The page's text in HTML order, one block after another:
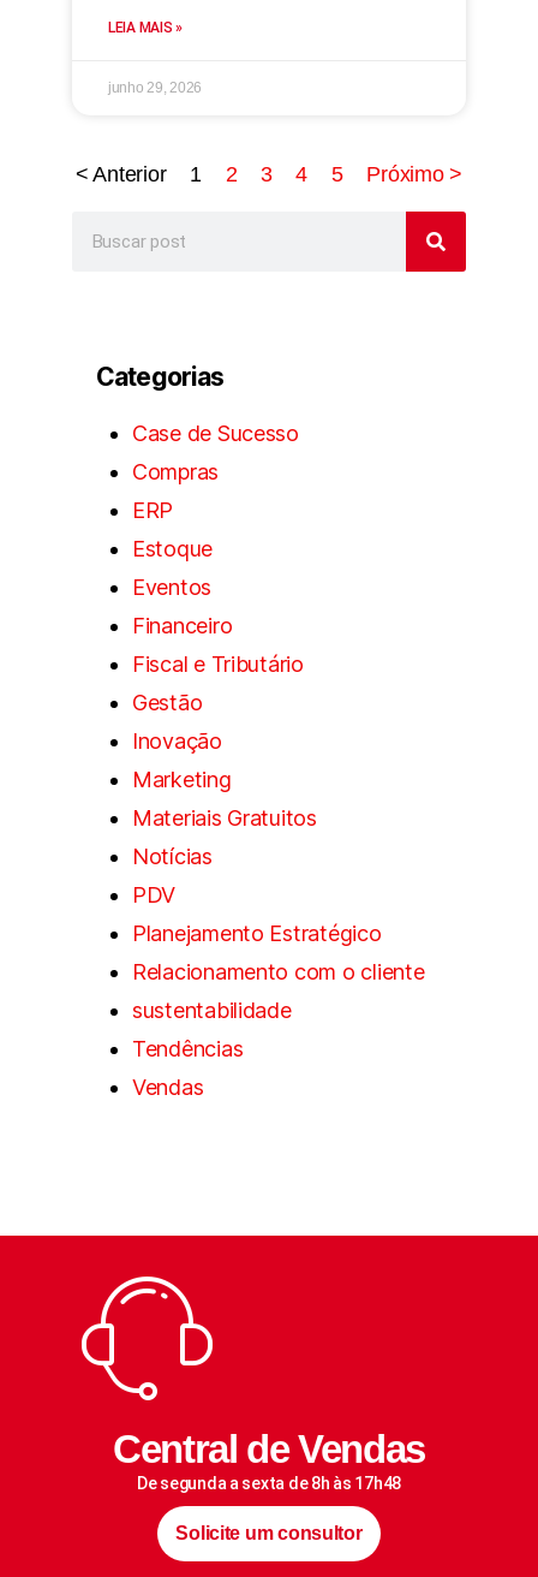
LEIA MAIS »
junho 29, 2026
< Anterior 1 2 3 4 5 Próximo >
Categorias
Case de Sucesso
Compras
ERP
Estoque
Eventos
Financeiro
Fiscal e Tributário
Gestão
Inovação
Marketing
Materiais Gratuitos
Notícias
PDV
Planejamento Estratégico
Relacionamento com o cliente
sustentabilidade
Tendências
Vendas
Central de Vendas
De segunda a sexta de 8h às 17h48
Solicite um consultor